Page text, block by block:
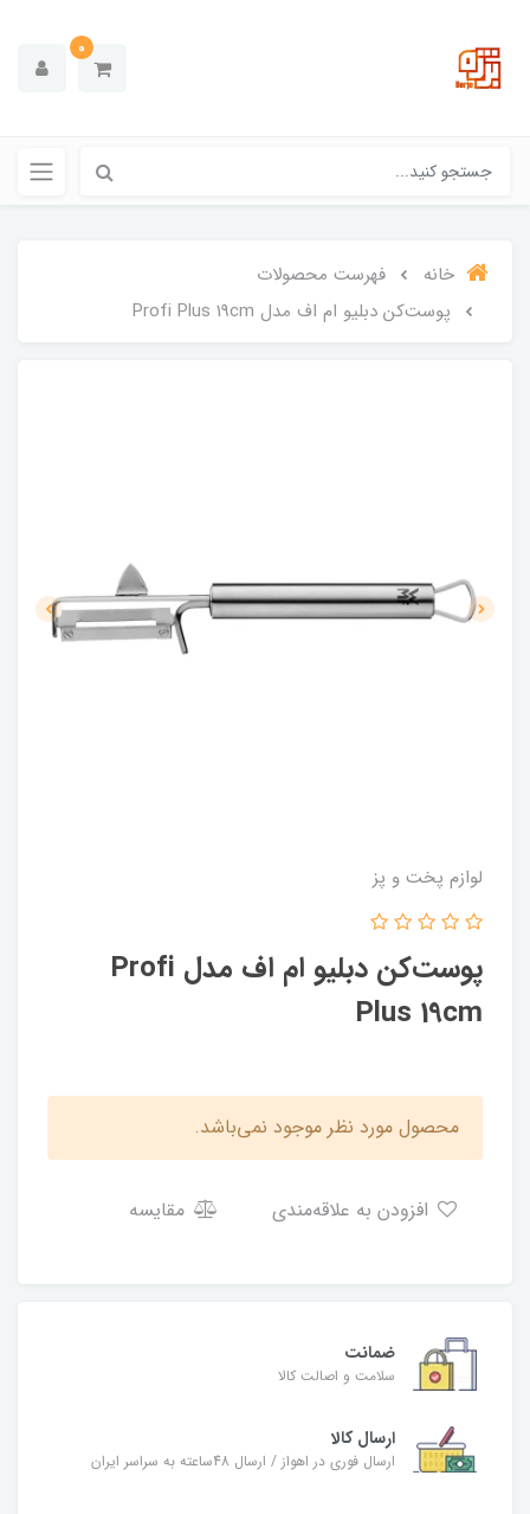
0
خانه
فهرست محصولات
پوست‌کن دبلیو ام اف مدل Profi Plus 19cm
لوازم پخت و پز
پوست‌کن دبلیو ام اف مدل Profi
Plus 19cm
محصول مورد نظر موجود نمی‌باشد.
مقایسه
ضمانت
سلامت و اصالت کالا
ارسال کالا
ارسال فوری در اهواز / ارسال 48ساعته به سراسر ایران